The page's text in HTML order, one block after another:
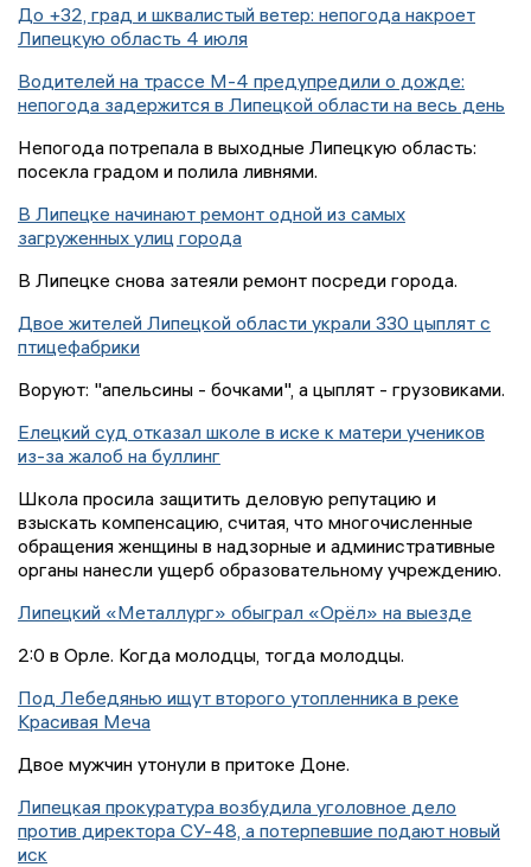
До +32, град и шквалистый ветер: непогода накроет
Липецкую область 4 июля
Водителей на трассе М-4 предупредили о дожде:
непогода задержится в Липецкой области на весь день
Непогода потрепала в выходные Липецкую область:
посекла градом и полила ливнями.
В Липецке начинают ремонт одной из самых
загруженных улиц города
В Липецке снова затеяли ремонт посреди города.
Двое жителей Липецкой области украли 330 цыплят с
птицефабрики
Воруют: "апельсины - бочками", а цыплят - грузовиками.
Елецкий суд отказал школе в иске к матери учеников
из-за жалоб на буллинг
Школа просила защитить деловую репутацию и
взыскать компенсацию, считая, что многочисленные
обращения женщины в надзорные и административные
органы нанесли ущерб образовательному учреждению.
Липецкий «Металлург» обыграл «Орёл» на выезде
2:0 в Орле. Когда молодцы, тогда молодцы.
Под Лебедянью ищут второго утопленника в реке
Красивая Меча
Двое мужчин утонули в притоке Доне.
Липецкая прокуратура возбудила уголовное дело
против директора СУ-48, а потерпевшие подают новый
иск